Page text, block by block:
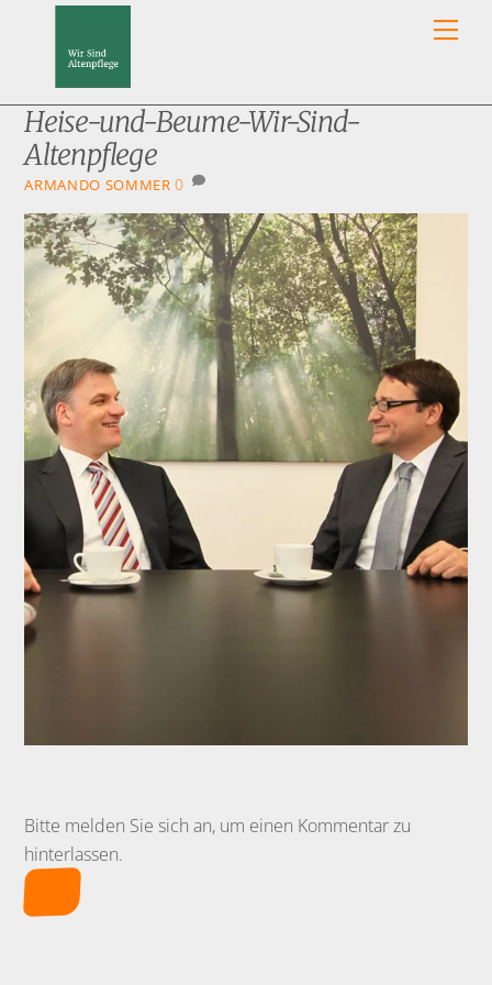
Heise-und-Beume-Wir-Sind-
Altenpflege
ARMANDO SOMMER 0
Bitte melden Sie sich an, um einen Kommentar zu
hinterlassen.